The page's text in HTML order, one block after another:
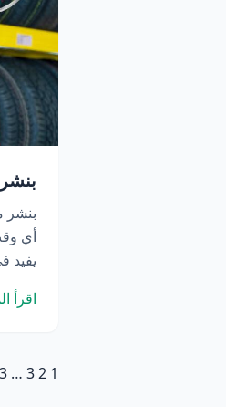
بنشر
بنشر
أي
يفيد
اقرأ
1
2
3
…